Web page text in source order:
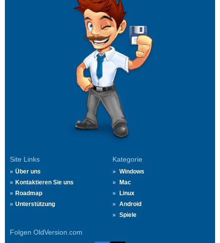
Site Links
Über uns
Kontaktieren Sie uns
Roadmap
Unterstützung
Kategorie
Windows
Mac
Linux
Android
Spiele
Folgen OldVersion.com